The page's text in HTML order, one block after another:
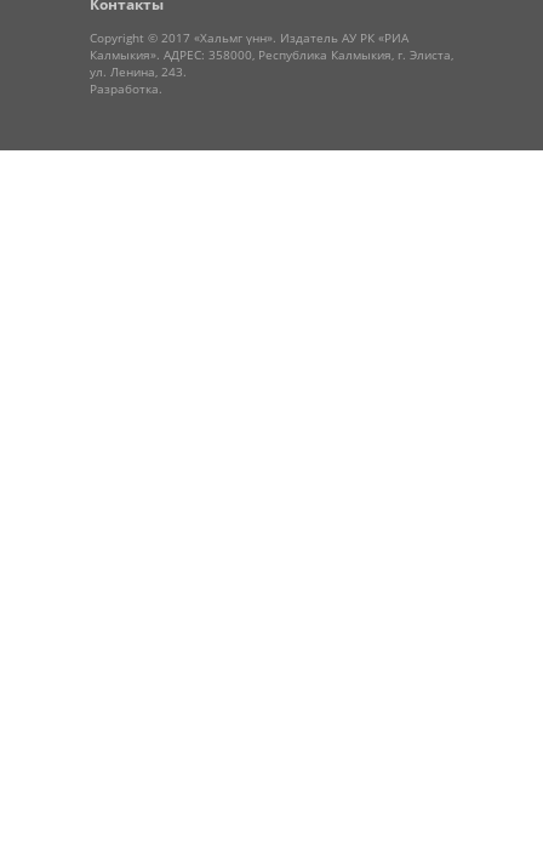
Контакты
Copyright © 2017 «Хальмг үнн». Издатель АУ РК «РИА
Калмыкия». АДРЕС: 358000, Республика Калмыкия, г. Элиста,
ул. Ленина, 243.
Разработка.